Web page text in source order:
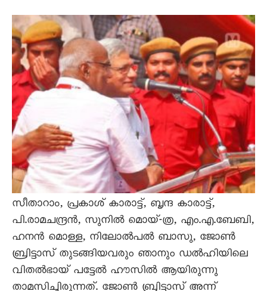
സീതാറാം, പ്രകാശ് കാരാട്ട്, ബൃന്ദ കാരാട്ട്,
പി.രാമചന്ദ്രന്‍, സുനില്‍ മൊയ്-ത്ര, എം.എ.ബേബി,
ഹനന്‍ മൊള്ള, നിലോല്‍പൽ ബാസു, ജോണ്‍
ബ്രിട്ടാസ് തുടങ്ങിയവരും ഞാനും ഡല്‍ഹിയിലെ
വിതല്‍ഭായ് പട്ടേല്‍ ഹൗസില്‍ ആയിരുന്നു